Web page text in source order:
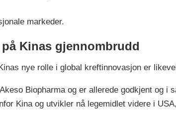
markeder.
Kinas gjennombrudd
nye rolle i global kreftinnovasjon er
Biopharma og er allerede godkjent og i
Kina og utvikler nå legemidlet videre i